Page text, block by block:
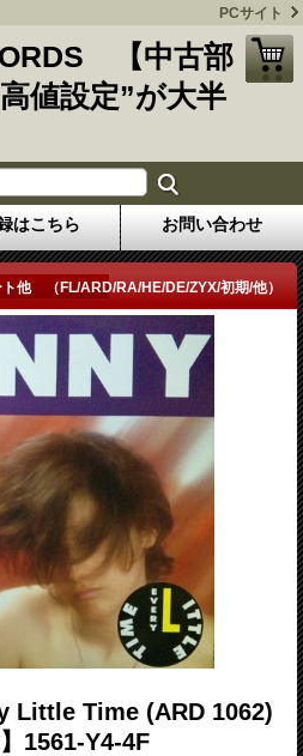
PCサイト
【中古部
値設定”が大半
はこちら お問い合わせ
他 （FL/ARD/RA/HE/DE/ZYX/初期/他）
Little Time (ARD 1062)
1561-Y4-4F